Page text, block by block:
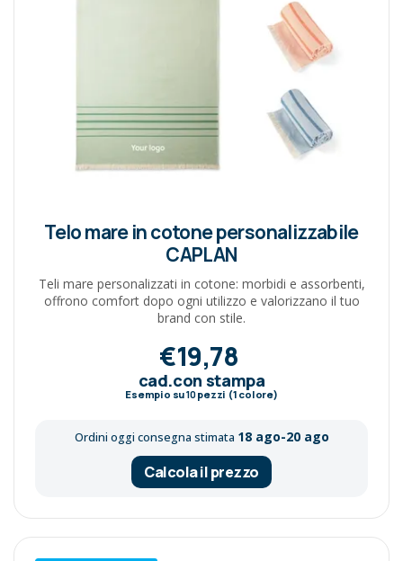
Telo mare in cotone personalizzabile
CAPLAN
Teli mare personalizzati in cotone: morbidi e assorbenti,
offrono comfort dopo ogni utilizzo e valorizzano il tuo
brand con stile.
€19,78
cad.con stampa
Esempio su10pezzi (1 colore)
Ordini oggi consegna stimata 18 ago-20 ago
Calcola il prezzo